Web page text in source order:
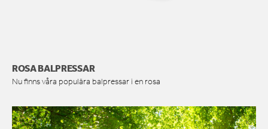
ROSA BALPRESSAR
Nu finns våra populära balpressar i en rosa